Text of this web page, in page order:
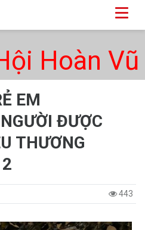
Hoàn Vũ
EM
ĐƯỢC
THƯƠNG
443